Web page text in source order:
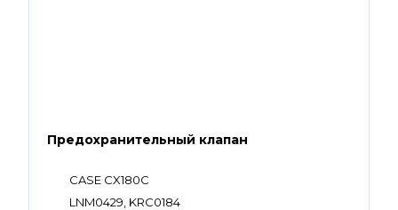
Предохранительный клапан
CASE CX180C
LNM0429, KRC0184